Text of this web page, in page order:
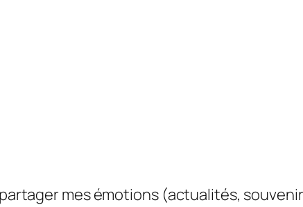
mes émotions (actualités,